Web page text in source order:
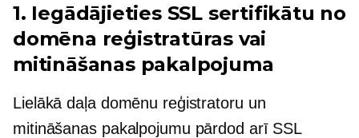
1. Iegādājieties SSL sertifikātu no
domēna reģistratūras vai
mitināšanas pakalpojuma
Lielākā daļa domēnu reģistratoru un
mitināšanas pakalpojumu pārdod arī SSL